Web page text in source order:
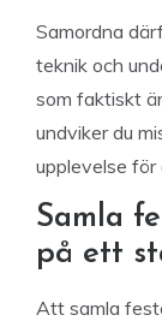
Samordna
teknik och
som faktiskt
undviker du
upplevelse för
Samla
på ett
Att samla